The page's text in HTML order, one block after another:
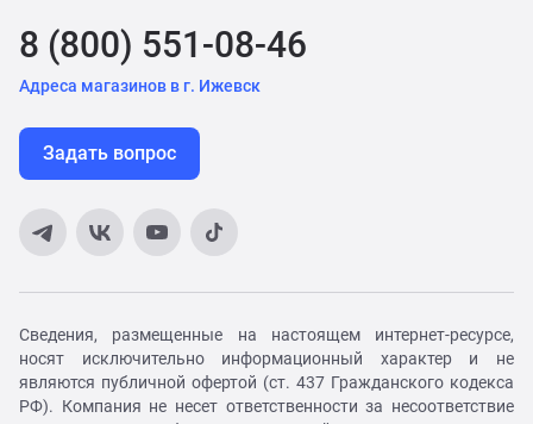
8 (800) 551-08-46
Адреса магазинов в г. Ижевск
Задать вопрос
Сведения, размещенные на настоящем интернет-ресурсе,
носят исключительно информационный характер и не
являются публичной офертой (ст. 437 Гражданского кодекса
РФ). Компания не несет ответственности за несоответствие